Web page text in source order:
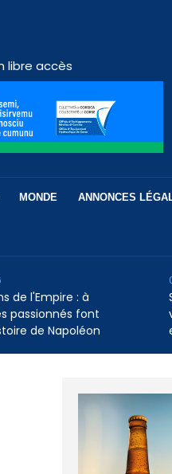
libre accès
MONDE ANNONCES
de l'Empire : à
passionnés font
de Napoléon